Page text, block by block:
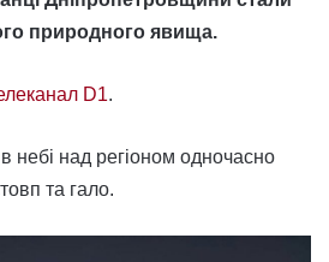
природного явища.
D1.
небі над регіоном одночасно
та гало.